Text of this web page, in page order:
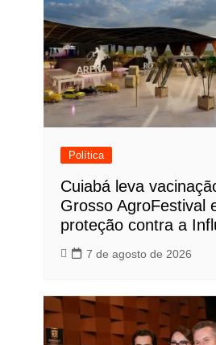
Política
Cuiabá leva
Grosso AgroFestival
proteção contra a
7 de agosto de 2026